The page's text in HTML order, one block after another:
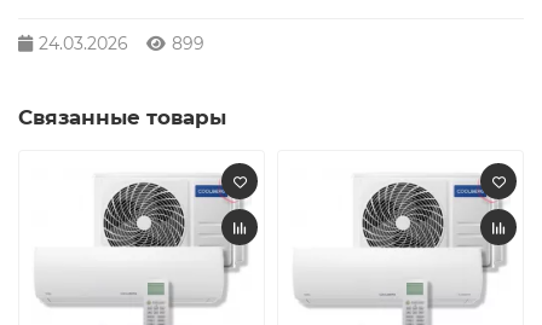
24.03.2026 899
Связанные товары